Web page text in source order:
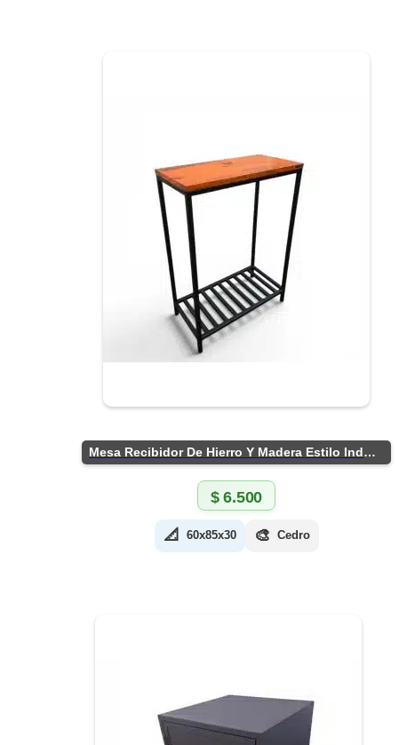
Mesa Recibidor De Hierro Y Madera Estilo Industrial
$6.500
📐 60x85x30 🎨 Cedro